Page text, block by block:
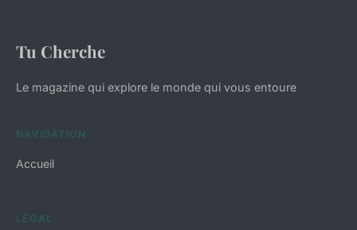
Tu Cherche
Le magazine qui explore le monde qui vous entoure
NAVIGATION
Accueil
LÉGAL